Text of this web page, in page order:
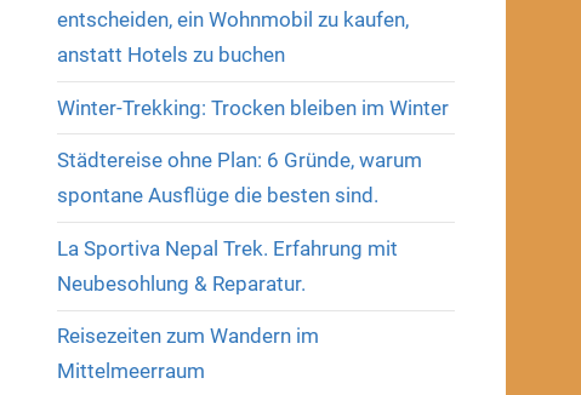
entscheiden, ein Wohnmobil zu kaufen,
anstatt Hotels zu buchen
Winter-Trekking: Trocken bleiben im Winter
Städtereise ohne Plan: 6 Gründe, warum
spontane Ausflüge die besten sind.
La Sportiva Nepal Trek. Erfahrung mit
Neubesohlung & Reparatur.
Reisezeiten zum Wandern im
Mittelmeerraum